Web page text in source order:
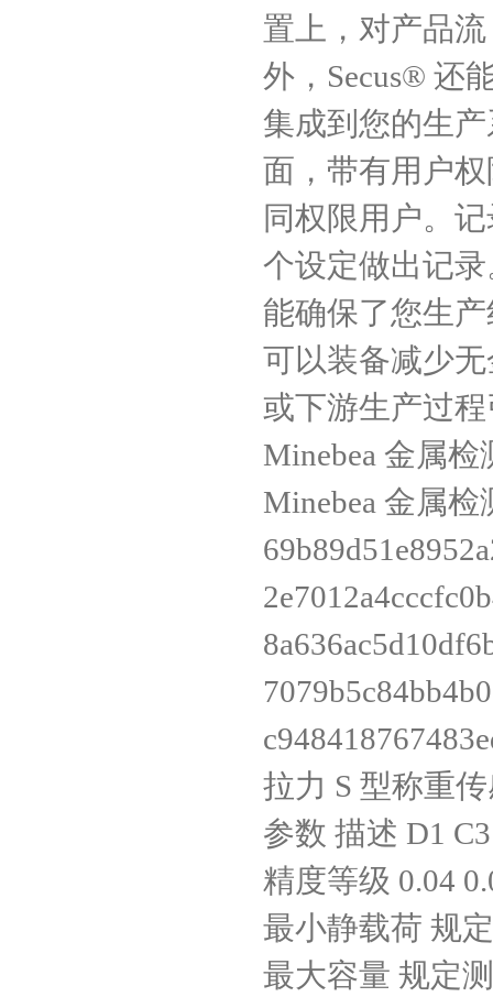
置上，对产品
外，Secus® 还
集成到您的生
面，带有用户
同权限用户。
个设定做出记
能确保了您生
可以装备减少
或下游生产过
Minebea 金属检
Minebea 金属检
拉力 S 型称重
参数 描述 D1
精度等级 0.04
最小静载荷 规
最大容量 规定